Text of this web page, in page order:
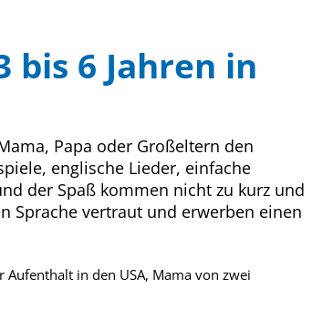
bis 6 Jahren in
Papa oder Großeltern den
englische Lieder, einfache
der Spaß kommen nicht zu kurz und
Sprache vertraut und erwerben einen
Aufenthalt in den USA, Mama von zwei